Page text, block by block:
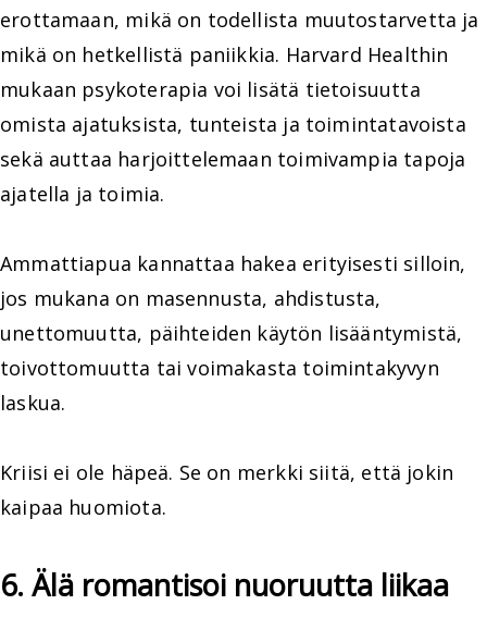
erottamaan, mikä on todellista muutostarvetta ja
mikä on hetkellistä paniikkia. Harvard Healthin
mukaan psykoterapia voi lisätä tietoisuutta
omista ajatuksista, tunteista ja toimintatavoista
sekä auttaa harjoittelemaan toimivampia tapoja
ajatella ja toimia.
Ammattiapua kannattaa hakea erityisesti silloin,
jos mukana on masennusta, ahdistusta,
unettomuutta, päihteiden käytön lisääntymistä,
toivottomuutta tai voimakasta toimintakyvyn
laskua.
Kriisi ei ole häpeä. Se on merkki siitä, että jokin
kaipaa huomiota.
6. Älä romantisoi nuoruutta liikaa